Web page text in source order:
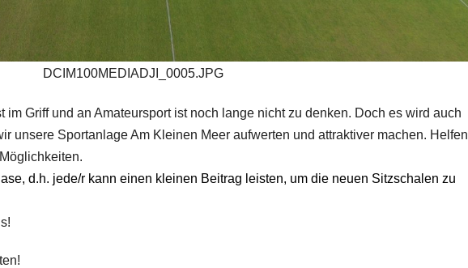
DCIM100MEDIADJI_0005.JPG
Griff und an Amateursport ist noch lange nicht zu denken. Doch es wird auch
unsere Sportanlage Am Kleinen Meer aufwerten und attraktiver machen. Helfen
d.h. jede/r kann einen kleinen Beitrag leisten, um die neuen Sitzschalen zu